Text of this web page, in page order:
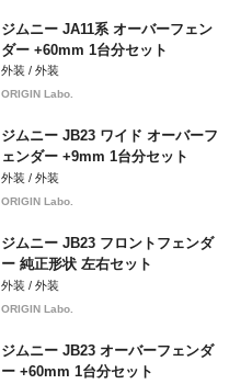
ジムニー JA11系 オーバーフェン
ダー +60mm 1台分セット
外装 / 外装
ORIGIN Labo.
ジムニー JB23 ワイド オーバーフ
ェンダー +9mm 1台分セット
外装 / 外装
ORIGIN Labo.
ジムニー JB23 フロントフェンダ
ー 純正形状 左右セット
外装 / 外装
ORIGIN Labo.
ジムニー JB23 オーバーフェンダ
ー +60mm 1台分セット